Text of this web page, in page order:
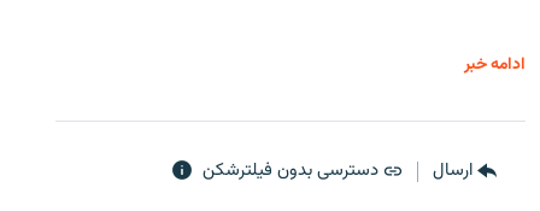
ادامه خبر
ارسال دسترسی بدون فیلترشکن